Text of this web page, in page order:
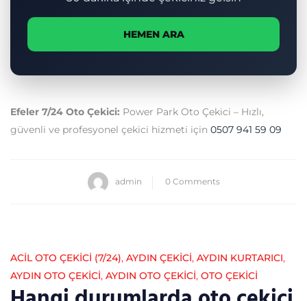
HEMEN ARA
Efeler 7/24 Oto Çekici: Power Park Oto Çekici – Hızlı,
güvenli ve profesyonel çekici hizmeti için 0507 941 59 09
admin 0 Comments
ACİL OTO ÇEKİCİ (7/24), AYDIN ÇEKICI, AYDIN KURTARICI,
AYDIN OTO ÇEKICI, AYDIN OTO ÇEKICI, OTO ÇEKICI